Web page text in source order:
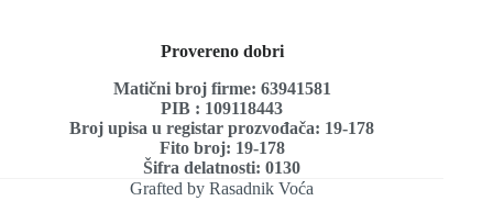
Provereno dobri
Matični broj firme: 63941581
PIB : 109118443
Broj upisa u registar prozvođača: 19-178
Fito broj: 19-178
Šifra delatnosti: 0130
Grafted by Rasadnik Voća